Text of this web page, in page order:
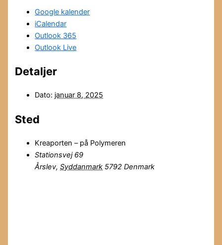
Google kalender
iCalendar
Outlook 365
Outlook Live
Detaljer
Dato: januar 8, 2025
Sted
Kreaporten – på Polymeren
Stationsvej 69
Årslev, Syddanmark 5792 Denmark